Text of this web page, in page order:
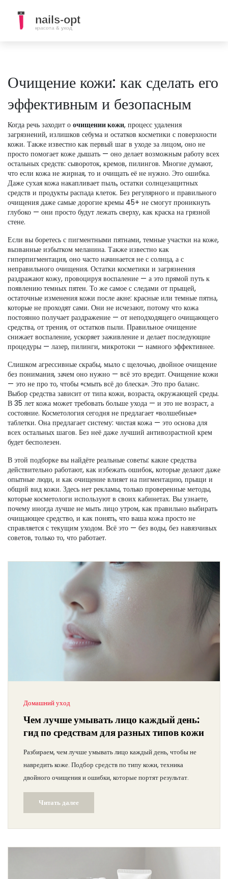
Очищение кожи: как сделать его
эффективным и безопасным
Когда речь заходит о очищении кожи, процесс удаления
загрязнений, излишков себума и остатков косметики с поверхности
кожи. Также известно как первый шаг в уходе за лицом, оно не
просто помогает коже дышать — оно делает возможным работу всех
остальных средств: сывороток, кремов, пилингов. Многие думают,
что если кожа не жирная, то и очищать её не нужно. Это ошибка.
Даже сухая кожа накапливает пыль, остатки солнцезащитных
средств и продукты распада клеток. Без регулярного и правильного
очищения даже самые дорогие кремы 45+ не смогут проникнуть
глубоко — они просто будут лежать сверху, как краска на грязной
стене.
Если вы боретесь с пигментными пятнами, темные участки на коже,
вызванные избытком меланина. Также известно как
гиперпигментация, оно часто начинается не с солнца, а с
неправильного очищения. Остатки косметики и загрязнения
раздражают кожу, провоцируя воспаление — а это прямой путь к
появлению темных пятен. То же самое с следами от прыщей,
остаточные изменения кожи после акне: красные или темные пятна,
которые не проходят сами. Они не исчезают, потому что кожа
постоянно получает раздражение — от неподходящего очищающего
средства, от трения, от остатков пыли. Правильное очищение
снижает воспаление, ускоряет заживление и делает последующие
процедуры — лазер, пилинги, микротоки — намного эффективнее.
Слишком агрессивные скрабы, мыло с щелочью, двойное очищение
без понимания, зачем оно нужно — всё это вредит. Очищение кожи
— это не про то, чтобы «смыть всё до блеска». Это про баланс.
Выбор средства зависит от типа кожи, возраста, окружающей среды.
В 35 лет кожа может требовать больше ухода — и это не возраст, а
состояние. Косметология сегодня не предлагает «волшебные»
таблетки. Она предлагает систему: чистая кожа — это основа для
всех остальных шагов. Без неё даже лучший антивозрастной крем
будет бесполезен.
В этой подборке вы найдёте реальные советы: какие средства
действительно работают, как избежать ошибок, которые делают даже
опытные люди, и как очищение влияет на пигментацию, прыщи и
общий вид кожи. Здесь нет рекламы, только проверенные методы,
которые косметологи используют в своих кабинетах. Вы узнаете,
почему иногда лучше не мыть лицо утром, как правильно выбирать
очищающее средство, и как понять, что ваша кожа просто не
справляется с текущим уходом. Всё это — без воды, без навязчивых
советов, только то, что работает.
Домашний уход
Чем лучше умывать лицо каждый день:
гид по средствам для разных типов кожи
Разбираем, чем лучше умывать лицо каждый день, чтобы не
навредить коже. Подбор средств по типу кожи, техника
двойного очищения и ошибки, которые портят результат.
Читать далее